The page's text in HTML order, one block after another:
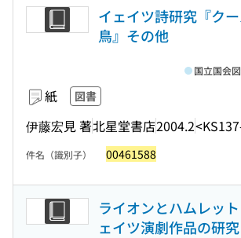
イェイツ詩研究『ク
鳥』その他
紙 図書
伊藤宏見 著北星堂書店2004.2
国立国会
件名（識別子） 00461588
ライオンとハムレッ
ェイツ演劇作品の研究